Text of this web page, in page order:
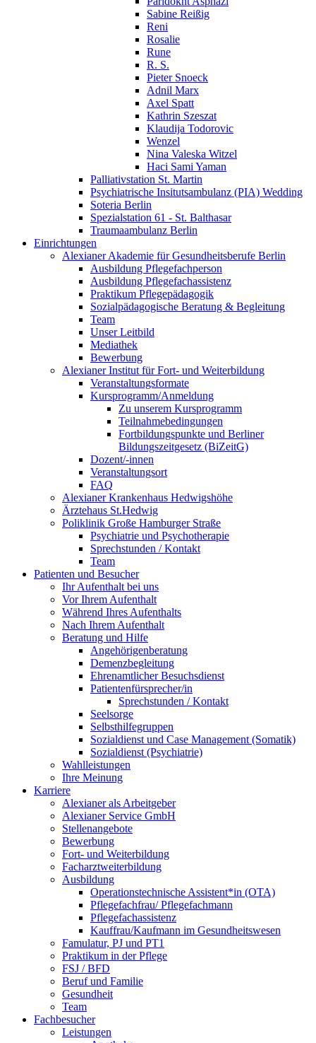
Sabine Reißig
Reni
Rosalie
Rune
R. S.
Pieter Snoeck
Adnil Marx
Axel Spatt
Kathrin Szeszat
Klaudija Todorovic
Wenzel
Nina Valeska Witzel
Haci Sami Yaman
Palliativstation St. Martin
Psychiatrische Insitutsambulanz (PIA) Wedding
Soteria Berlin
Spezialstation 61 - St. Balthasar
Traumaambulanz Berlin
Einrichtungen
Alexianer Akademie für Gesundheitsberufe Berlin
Ausbildung Pflegefachperson
Ausbildung Pflegefachassistenz
Praktikum Pflegepädagogik
Sozialpädagogische Beratung & Begleitung
Team
Unser Leitbild
Mediathek
Bewerbung
Alexianer Institut für Fort- und Weiterbildung
Veranstaltungsformate
Kursprogramm/Anmeldung
Zu unserem Kursprogramm
Teilnahmebedingungen
Fortbildungspunkte und Berliner
Bildungszeitgesetz (BiZeitG)
Dozent/-innen
Veranstaltungsort
FAQ
Alexianer Krankenhaus Hedwigshöhe
Ärztehaus St.Hedwig
Poliklinik Große Hamburger Straße
Psychiatrie und Psychotherapie
Sprechstunden / Kontakt
Team
Patienten und Besucher
Ihr Aufenthalt bei uns
Vor Ihrem Aufenthalt
Während Ihres Aufenthalts
Nach Ihrem Aufenthalt
Beratung und Hilfe
Angehörigenberatung
Demenzbegleitung
Ehrenamtlicher Besuchsdienst
Patientenfürsprecher/in
Sprechstunden / Kontakt
Seelsorge
Selbsthilfegruppen
Sozialdienst und Case Management (Somatik)
Sozialdienst (Psychiatrie)
Wahlleistungen
Ihre Meinung
Karriere
Alexianer als Arbeitgeber
Alexianer Service GmbH
Stellenangebote
Bewerbung
Fort- und Weiterbildung
Facharztweiterbildung
Ausbildung
Operationstechnische Assistent*in (OTA)
Pflegefachfrau/ Pflegefachmann
Pflegefachassistenz
Kauffrau/Kaufmann im Gesundheitswesen
Famulatur, PJ und PT1
Praktikum in der Pflege
FSJ / BFD
Beruf und Familie
Gesundheit
Team
Fachbesucher
Leistungen